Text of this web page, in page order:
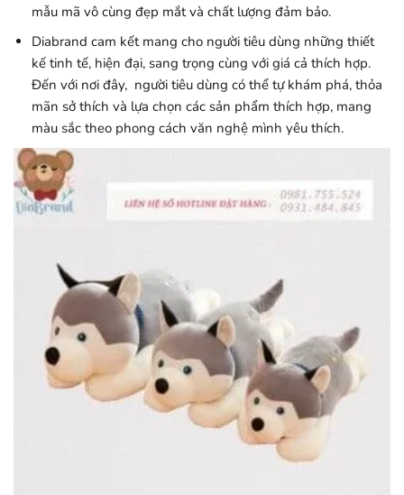
mẫu mã vô cùng đẹp mắt và chất lượng đảm bảo.
Diabrand cam kết mang cho người tiêu dùng những thiết
kế tinh tế, hiện đại, sang trọng cùng với giá cả thích hợp.
Đến với nơi đây, người tiêu dùng có thể tự khám phá, thỏa
mãn sở thích và lựa chọn các sản phẩm thích hợp, mang
màu sắc theo phong cách văn nghệ mình yêu thích.